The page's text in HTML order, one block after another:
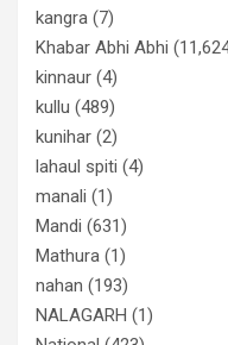
kangra (7)
Khabar Abhi Abhi
kinnaur (4)
kullu (489)
kunihar (2)
lahaul spiti (4)
manali (1)
Mandi (631)
Mathura (1)
nahan (193)
NALAGARH (1)